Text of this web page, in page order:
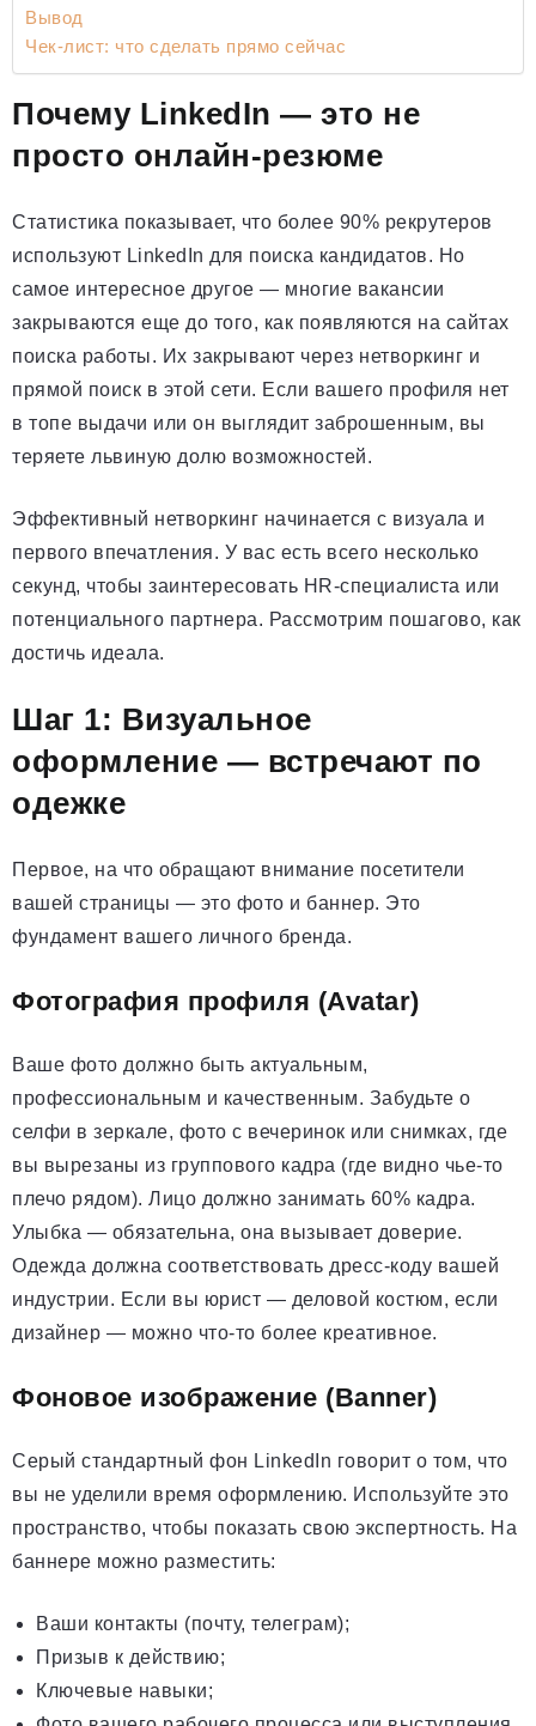
Вывод
Чек-лист: что сделать прямо сейчас
Почему LinkedIn — это не
просто онлайн-резюме
Статистика показывает, что более 90% рекрутеров
используют LinkedIn для поиска кандидатов. Но
самое интересное другое — многие вакансии
закрываются еще до того, как появляются на сайтах
поиска работы. Их закрывают через нетворкинг и
прямой поиск в этой сети. Если вашего профиля нет
в топе выдачи или он выглядит заброшенным, вы
теряете львиную долю возможностей.
Эффективный нетворкинг начинается с визуала и
первого впечатления. У вас есть всего несколько
секунд, чтобы заинтересовать HR-специалиста или
потенциального партнера. Рассмотрим пошагово, как
достичь идеала.
Шаг 1: Визуальное
оформление — встречают по
одежке
Первое, на что обращают внимание посетители
вашей страницы — это фото и баннер. Это
фундамент вашего личного бренда.
Фотография профиля (Avatar)
Ваше фото должно быть актуальным,
профессиональным и качественным. Забудьте о
селфи в зеркале, фото с вечеринок или снимках, где
вы вырезаны из группового кадра (где видно чье-то
плечо рядом). Лицо должно занимать 60% кадра.
Улыбка — обязательна, она вызывает доверие.
Одежда должна соответствовать дресс-коду вашей
индустрии. Если вы юрист — деловой костюм, если
дизайнер — можно что-то более креативное.
Фоновое изображение (Banner)
Серый стандартный фон LinkedIn говорит о том, что
вы не уделили время оформлению. Используйте это
пространство, чтобы показать свою экспертность. На
баннере можно разместить:
Ваши контакты (почту, телеграм);
Призыв к действию;
Ключевые навыки;